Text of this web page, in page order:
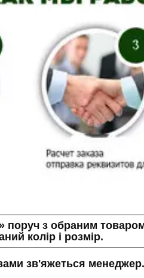
з обраним
колір і розмір.
зв'яжеться менеджер.